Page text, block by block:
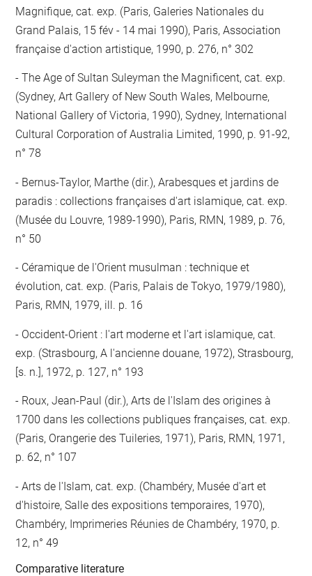
Magnifique, cat. exp. (Paris, Galeries Nationales du
Grand Palais, 15 fév - 14 mai 1990), Paris, Association
française d'action artistique, 1990, p. 276, n° 302
The Age of Sultan Suleyman the Magnificent, cat. exp.
(Sydney, Art Gallery of New South Wales, Melbourne,
National Gallery of Victoria, 1990), Sydney, International
Cultural Corporation of Australia Limited, 1990, p. 91-92,
n° 78
Bernus-Taylor, Marthe (dir.), Arabesques et jardins de
paradis : collections françaises d'art islamique, cat. exp.
(Musée du Louvre, 1989-1990), Paris, RMN, 1989, p. 76,
n° 50
Céramique de l'Orient musulman : technique et
évolution, cat. exp. (Paris, Palais de Tokyo, 1979/1980),
Paris, RMN, 1979, ill. p. 16
Occident-Orient : l'art moderne et l'art islamique, cat.
exp. (Strasbourg, A l'ancienne douane, 1972), Strasbourg,
[s. n.], 1972, p. 127, n° 193
Roux, Jean-Paul (dir.), Arts de l'Islam des origines à
1700 dans les collections publiques françaises, cat. exp.
(Paris, Orangerie des Tuileries, 1971), Paris, RMN, 1971,
p. 62, n° 107
Arts de l'Islam, cat. exp. (Chambéry, Musée d'art et
d'histoire, Salle des expositions temporaires, 1970),
Chambéry, Imprimeries Réunies de Chambéry, 1970, p.
12, n° 49
Comparative literature